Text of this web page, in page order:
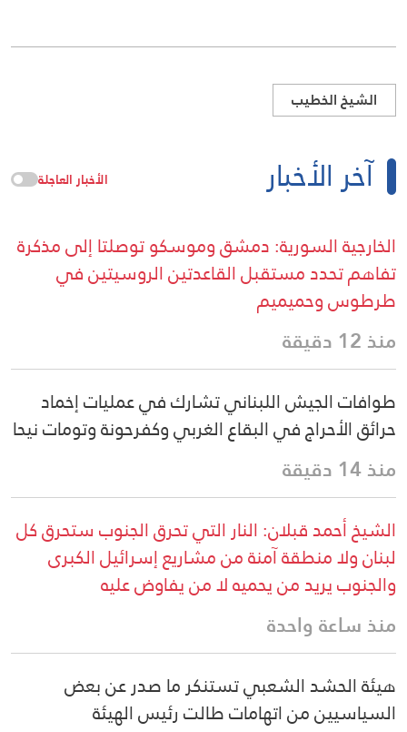
الشيخ الخطيب
آخر الأخبار الأخبار العاجلة
الخارجية السورية: دمشق وموسكو توصلتا إلى مذكرة
تفاهم تحدد مستقبل القاعدتين الروسيتين في
طرطوس وحميميم
منذ 12 دقيقة
طوافات الجيش اللبناني تشارك في عمليات إخماد
حرائق الأحراج في البقاع الغربي وكفرحونة وتومات نيحا
منذ 14 دقيقة
الشيخ أحمد قبلان: النار التي تحرق الجنوب ستحرق كل
لبنان ولا منطقة آمنة من مشاريع إسرائيل الكبرى
والجنوب يريد من يحميه لا من يفاوض عليه
منذ ساعة واحدة
هيئة الحشد الشعبي تستنكر ما صدر عن بعض
السياسيين من اتهامات طالت رئيس الهيئة